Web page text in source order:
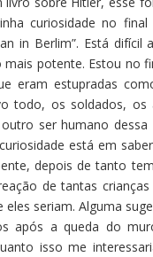
curiosidade no
in Berlim”. Está difícil
potente. Estou no
eram estupradas
todo, os soldados, os
ser humano
está em
depois de tanto
de tantas
seriam. Alguma
após a queda do
isso me